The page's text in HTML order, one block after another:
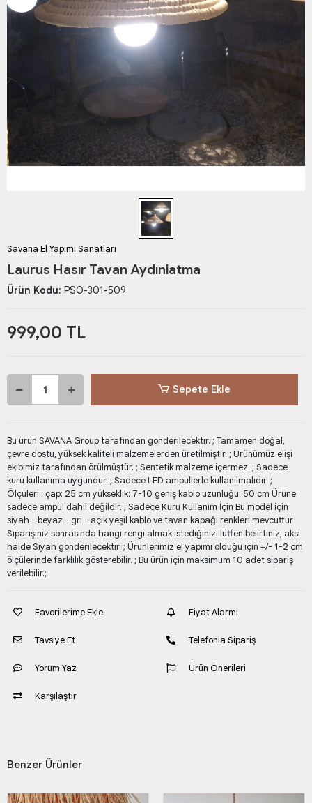
Savana El Yapımı Sanatları
Laurus Hasır Tavan Aydınlatma
Ürün Kodu: PSO-301-509
999,00 TL
Sepete Ekle
Bu ürün SAVANA Group tarafından gönderilecektir. ; Tamamen doğal,
çevre dostu, yüksek kaliteli malzemelerden üretilmiştir. ; Ürünümüz elişi
ekibimiz tarafından örülmüştür. ; Sentetik malzeme içermez. ; Sadece
kuru kullanıma uygundur. ; Sadece LED ampullerle kullanılmalıdır. ;
Ölçüleri:: çap: 25 cm yükseklik: 7-10 geniş kablo uzunluğu: 50 cm Ürüne
sadece ampul dahil değildir. ; Sadece Kuru Kullanım İçin Bu model için
siyah - beyaz - gri - açık yeşil kablo ve tavan kapağı renkleri mevcuttur
Siparişiniz sonrasında hangi rengi almak istediğinizi lütfen belirtiniz, aksi
halde Siyah gönderilecektir. ; Ürünlerimiz el yapımı olduğu için +/- 1-2 cm
ölçülerinde farklılık gösterebilir. ; Bu ürün için maksimum 10 adet sipariş
verilebilir.;
Favorilerime Ekle
Tavsiye Et
Yorum Yaz
Karşılaştır
Fiyat Alarmı
Telefonla Sipariş
Ürün Önerileri
Benzer Ürünler